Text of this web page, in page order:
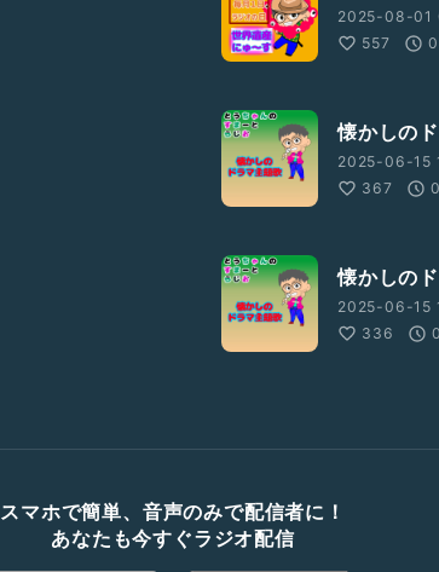
2025-08-01
557
懐かしの
2025-06-15
367
懐かしの
2025-06-15
336
スマホで簡単、音声のみで配信者に！
あなたも今すぐラジオ配信